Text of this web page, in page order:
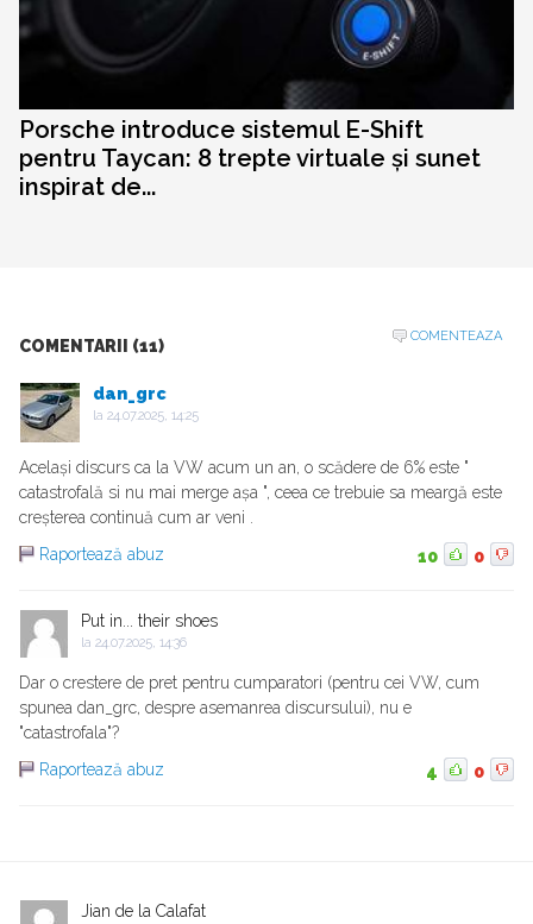
Porsche introduce sistemul E-Shift
pentru Taycan: 8 trepte virtuale și sunet
inspirat de...
COMENTARII (11)
COMENTEAZA
dan_grc
la 24.07.2025, 14:25
Același discurs ca la VW acum un an, o scădere de 6% este "
catastrofală si nu mai merge așa ", ceea ce trebuie sa meargă este
creșterea continuă cum ar veni .
Raportează abuz
10 0
Put in... their shoes
la 24.07.2025, 14:36
Dar o crestere de pret pentru cumparatori (pentru cei VW, cum
spunea dan_grc, despre asemanrea discursului), nu e
"catastrofala"?
Raportează abuz
4 0
Jian de la Calafat